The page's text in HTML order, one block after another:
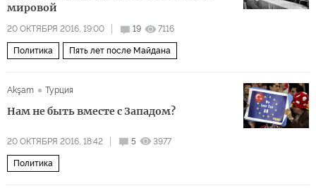
мировой
20 ОКТЯБРЯ 2016, 19:00 19 7116
Политика Пять лет после Майдана
Akşam Турция
Нам не быть вместе с Западом?
20 ОКТЯБРЯ 2016, 18:42 5 3977
Политика